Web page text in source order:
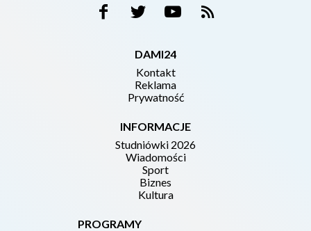
DAMI24
Kontakt
Reklama
Prywatność
INFORMACJE
Studniówki 2026
Wiadomości
Sport
Biznes
Kultura
PROGRAMY